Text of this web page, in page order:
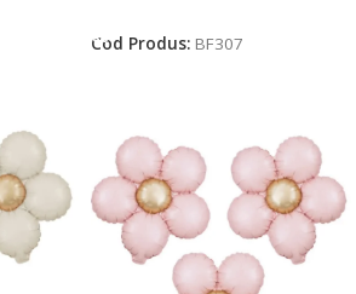
Cod Produs: BF307